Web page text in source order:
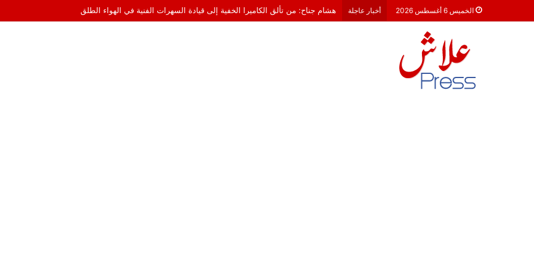
الخميس 6 أغسطس 2026 أخبار عاجلة معركة 23 شتنبر 2026: هل أصبحت الأحزاب السياسية مجرد محطات لـ “الترحال الانتخابي”؟